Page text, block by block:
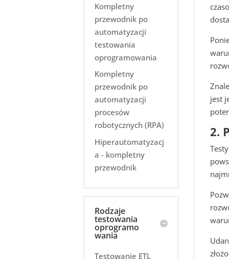
jest
2.
Kompletny
przewodnik po
automatyzacji
testowania
oprogramowania
Kompletny
przewodnik po
automatyzacji
procesów
robotycznych (RPA)
Hiperautomatyzacj
a - kompletny
przewodnik
Rodzaje
testowania
oprogramo
wania
Testowanie ETL